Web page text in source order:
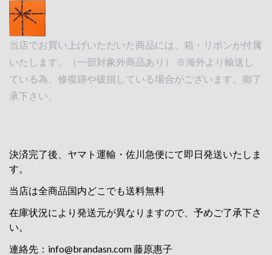
当店でお買い上げいただいた商品には、箱・リボンが付属
いたします。（一部対象外商品あり） ※海外より輸送し
ている為、修復跡や破損している場合がございます。御了
承下さい。
決済完了後、ヤマト運輸・佐川急便にて即日発送いたしま
す。
当店は全商品国内どこでも送料無料
在庫状況により発送元が異なりますので、予めご了承下さ
い。
連絡先： info@brandasn.com藤原惠子